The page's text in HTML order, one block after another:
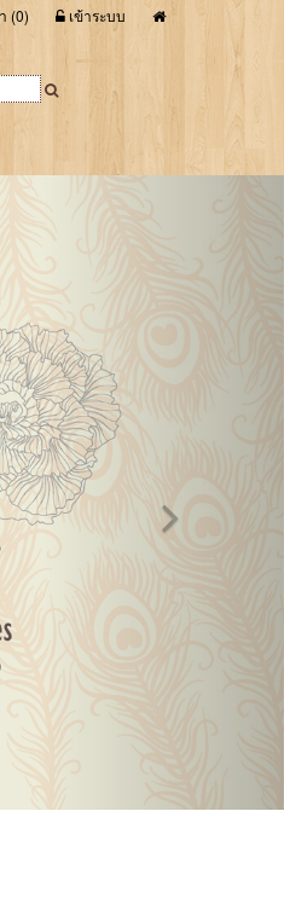
เข้าระบบ
ตะกร้าสินค้า (0)